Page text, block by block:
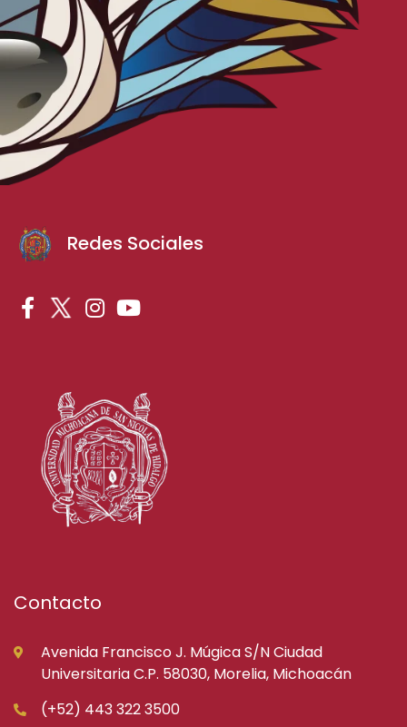
Redes Sociales
Contacto
Avenida Francisco J. Múgica S/N Ciudad
Universitaria C.P. 58030, Morelia, Michoacán
(+52) 443 322 3500